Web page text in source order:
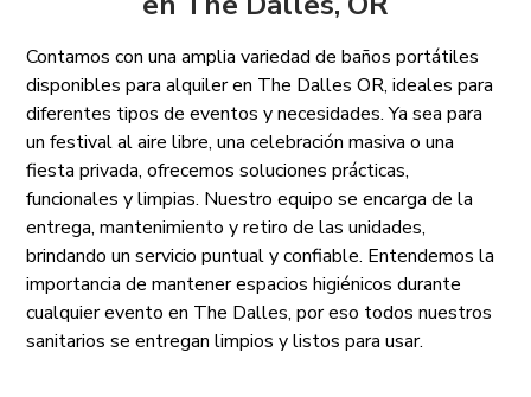
Contamos con una amplia variedad de baños portátiles
disponibles para alquiler en The Dalles OR, ideales para
diferentes tipos de eventos y necesidades. Ya sea para
un festival al aire libre, una celebración masiva o una
fiesta privada, ofrecemos soluciones prácticas,
funcionales y limpias. Nuestro equipo se encarga de la
entrega, mantenimiento y retiro de las unidades,
brindando un servicio puntual y confiable. Entendemos la
importancia de mantener espacios higiénicos durante
cualquier evento en The Dalles, por eso todos nuestros
sanitarios se entregan limpios y listos para usar.